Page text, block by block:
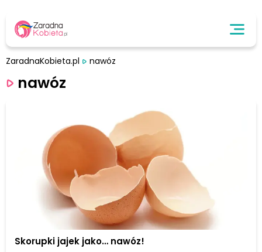
ZaradnaKobieta.pl nawóz
nawóz
Skorupki jajek jako… nawóz!